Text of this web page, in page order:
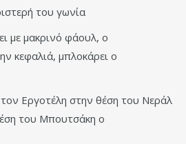
του γωνία
με μακρινό φάουλ, ο
κεφαλιά, μπλοκάρει ο
Εργοτέλη στην θέση του Νεράλ
του Μπουτσάκη ο